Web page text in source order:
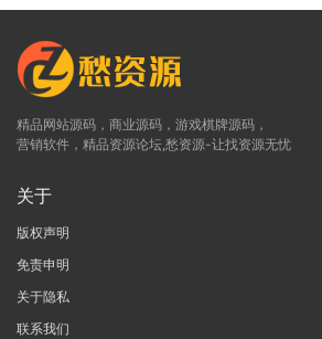
精品网站源码，商业源码，游戏棋牌源码，
营销软件，精品资源论坛,愁资源-让找资源无忧
关于
版权声明
免责申明
关于隐私
联系我们